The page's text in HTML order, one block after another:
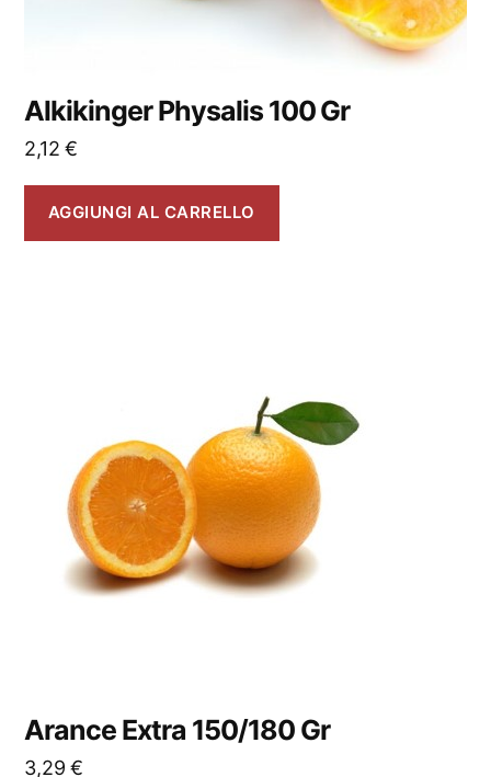
Alkikinger Physalis 100 Gr
2,12€
AGGIUNGI AL CARRELLO
Arance Extra 150/180 Gr
3,29€